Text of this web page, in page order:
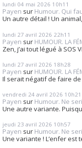
lundi 04 mai 2026 10h11
Payen sur Humour. Qui
Un autre détail ! Un
lundi 27 avril 2026 22h11
Payen sur HUMOUR. LA
Zen, j’ai tout légué à SOS
lundi 27 avril 2026 18h28
Payen sur HUMOUR. LA
Il serait négatif de faire
vendredi 24 avril 2026 10h21
Payen sur Humour. Ne
Une autre variante.
jeudi 23 avril 2026 10h57
Payen sur Humour. Ne
Une variante ! L’enfer est